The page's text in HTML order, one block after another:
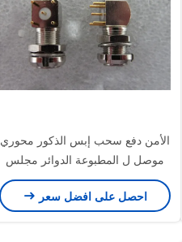
الأمن دفع سحب إبس الذكور محوري
موصل ل المطبوعة الدوائر مجلس
تصاعد
احصل على افضل سعر